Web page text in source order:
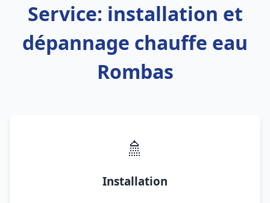
Service: installation et
dépannage chauffe eau
Rombas
🚿
Installation